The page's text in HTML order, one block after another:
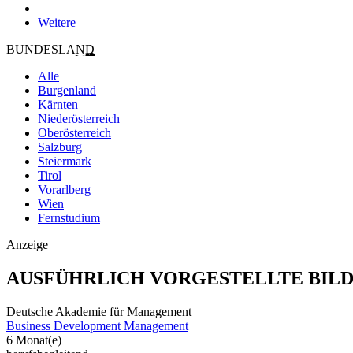
Weitere
BUNDESLAND
Alle
Burgenland
Kärnten
Niederösterreich
Oberösterreich
Salzburg
Steiermark
Tirol
Vorarlberg
Wien
Fernstudium
Anzeige
AUSFÜHRLICH VORGESTELLTE
Deutsche Akademie für Management
Business Development Management
6 Monat(e)